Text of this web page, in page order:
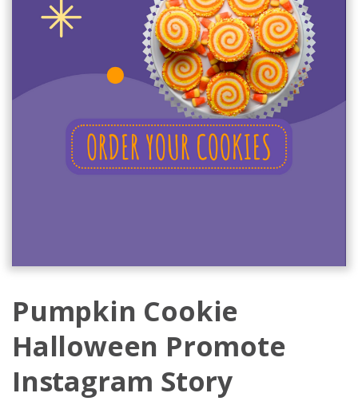
Pumpkin Cookie
Halloween Promote
Instagram Story